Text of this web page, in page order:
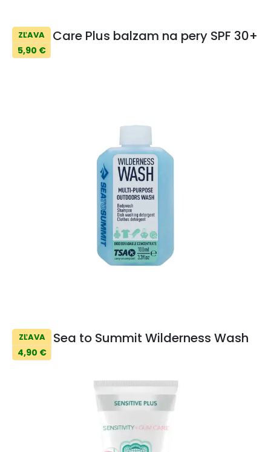
ZĽAVA
5,90 €
Care Plus balzam na pery SPF 30+
ZĽAVA
4,90 €
Sea to Summit Wilderness Wash